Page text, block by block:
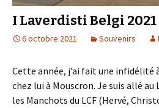
I Laverdisti Belgi 2021
6 octobre 2021 Souvenirs
Cette année, j’ai fait une infidélité
chez lui à Mouscron. Je suis allé au
les Manchots du LCF (Hervé,